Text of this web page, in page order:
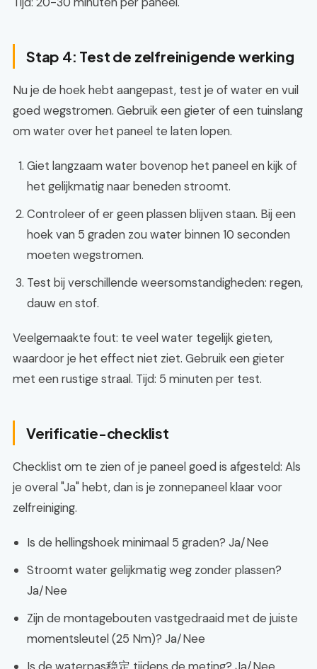
Stap 4: Test de zelfreinigende werking
Nu je de hoek hebt aangepast, test je of water en vuil
goed wegstromen. Gebruik een gieter of een tuinslang
om water over het paneel te laten lopen.
Giet langzaam water bovenop het paneel en kijk of
het gelijkmatig naar beneden stroomt.
Controleer of er geen plassen blijven staan. Bij een
hoek van 5 graden zou water binnen 10 seconden
moeten wegstromen.
Test bij verschillende weersomstandigheden: regen,
dauw en stof.
Veelgemaakte fout: te veel water tegelijk gieten,
waardoor je het effect niet ziet. Gebruik een gieter
met een rustige straal. Tijd: 5 minuten per test.
Verificatie-checklist
Checklist om te zien of je paneel goed is afgesteld: Als
je overal "Ja" hebt, dan is je zonnepaneel klaar voor
zelfreiniging.
Is de hellingshoek minimaal 5 graden? Ja/Nee
Stroomt water gelijkmatig weg zonder plassen?
Ja/Nee
Zijn de montagebouten vastgedraaid met de juiste
momentsleutel (25 Nm)? Ja/Nee